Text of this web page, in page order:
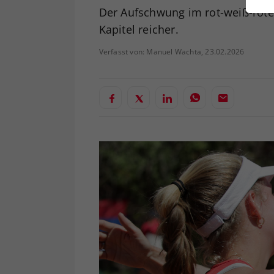
Der Aufschwung im rot-weiß-
Kapitel reicher.
Verfasst von: Manuel Wachta, 23.02.2026